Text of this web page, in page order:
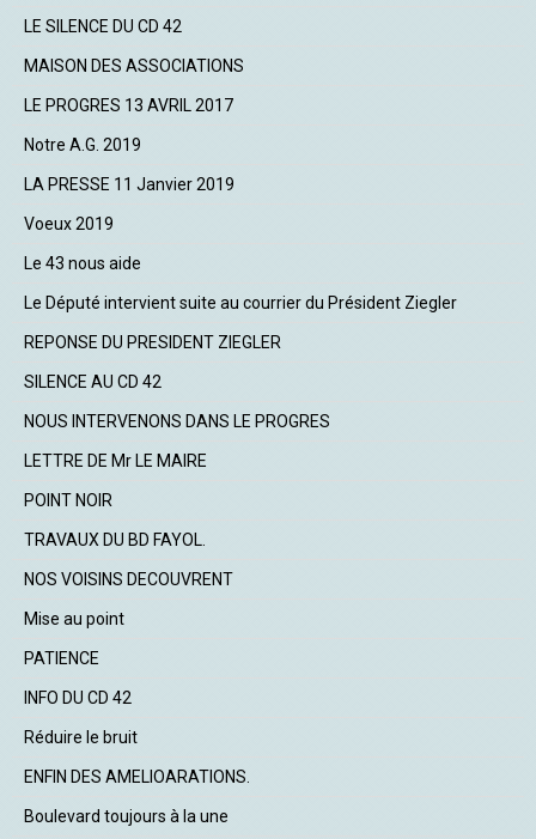
LE SILENCE DU CD 42
MAISON DES ASSOCIATIONS
LE PROGRES 13 AVRIL 2017
Notre A.G. 2019
LA PRESSE 11 Janvier 2019
Voeux 2019
Le 43 nous aide
Le Député intervient suite au courrier du Président Ziegler
REPONSE DU PRESIDENT ZIEGLER
SILENCE AU CD 42
NOUS INTERVENONS DANS LE PROGRES
LETTRE DE Mr LE MAIRE
POINT NOIR
TRAVAUX DU BD FAYOL.
NOS VOISINS DECOUVRENT
Mise au point
PATIENCE
INFO DU CD 42
Réduire le bruit
ENFIN DES AMELIOARATIONS.
Boulevard toujours à la une